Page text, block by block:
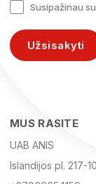
Susipažinau su
Užsisakyti
MUS RASITE
UAB ANIS
Islandijos pl. 217-